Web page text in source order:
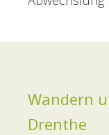
Wandern
Drenthe